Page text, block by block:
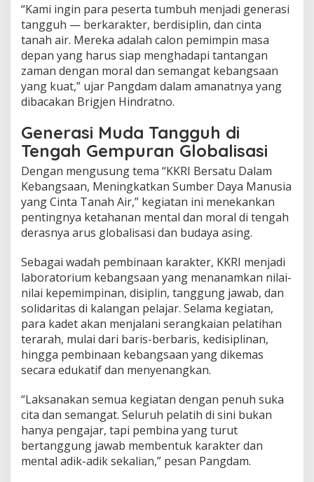
i
D
i
b
u
k
a
d
i
i
n
d
a
m
I
V
/
D
p
n
e
g
o
r
o
“Kami ingin para peserta tumbuh menjadi generasi
tangguh — berkarakter, berdisiplin, dan cinta
tanah air. Mereka adalah calon pemimpin masa
depan yang harus siap menghadapi tantangan
zaman dengan moral dan semangat kebangsaan
yang kuat,” ujar Pangdam dalam amanatnya yang
dibacakan Brigjen Hindratno.
Generasi Muda Tangguh di
Tengah Gempuran Globalisasi
Dengan mengusung tema “KKRI Bersatu Dalam
Kebangsaan, Meningkatkan Sumber Daya Manusia
yang Cinta Tanah Air,” kegiatan ini menekankan
pentingnya ketahanan mental dan moral di tengah
derasnya arus globalisasi dan budaya asing.
Sebagai wadah pembinaan karakter, KKRI menjadi
laboratorium kebangsaan yang menanamkan nilai-
nilai kepemimpinan, disiplin, tanggung jawab, dan
solidaritas di kalangan pelajar. Selama kegiatan,
para kadet akan menjalani serangkaian pelatihan
terarah, mulai dari baris-berbaris, kedisiplinan,
hingga pembinaan kebangsaan yang dikemas
secara edukatif dan menyenangkan.
“Laksanakan semua kegiatan dengan penuh suka
cita dan semangat. Seluruh pelatih di sini bukan
hanya pengajar, tapi pembina yang turut
bertanggung jawab membentuk karakter dan
mental adik-adik sekalian,” pesan Pangdam.